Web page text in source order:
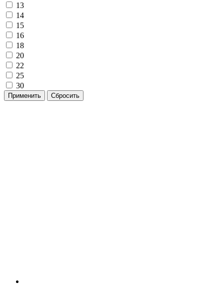
13
14
15
16
18
20
22
25
30
Применить Сбросить